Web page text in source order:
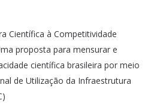
Científica à Competitividade
proposta para mensurar e
científica brasileira por meio
de Utilização da Infraestrutura